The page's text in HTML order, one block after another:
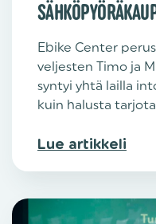
Ebike Center
veljesten Timo ja
syntyi yhtä lailla
kuin halusta
Lue artikkeli